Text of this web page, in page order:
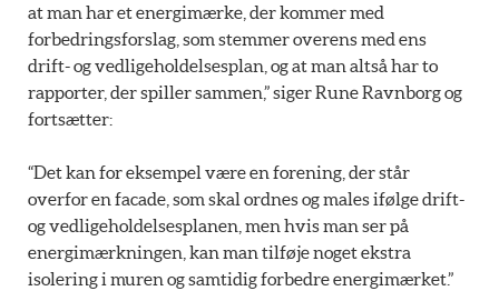
at man har et energimærke, der kommer med
forbedringsforslag, som stemmer overens med ens
drift- og vedligeholdelsesplan, og at man altså har to
rapporter, der spiller sammen,” siger Rune Ravnborg og
fortsætter:
“Det kan for eksempel være en forening, der står
overfor en facade, som skal ordnes og males ifølge drift-
og vedligeholdelsesplanen, men hvis man ser på
energimærkningen, kan man tilføje noget ekstra
isolering i muren og samtidig forbedre energimærket.”